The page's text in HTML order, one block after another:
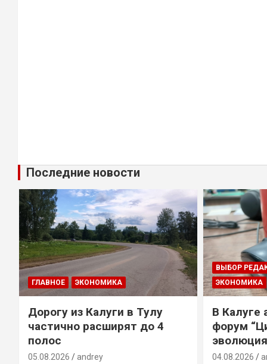
Последние новости
ГЛАВНОЕ ЭКОНОМИКА
Дорогу из Калуги в Тулу
частично расширят до 4
полос
05.08.2026 andrey
ВЫБОР
ЭКОНОМИКА
В Калуге
форум
04.08.2026